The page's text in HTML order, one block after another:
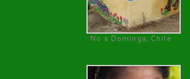
No a Dominga, Chile